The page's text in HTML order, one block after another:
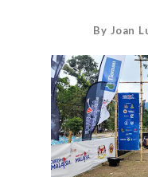
By Joan